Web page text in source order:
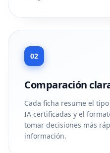
02
Comparación
Cada ficha resume el
IA certificadas y el
tomar decisiones más
información.